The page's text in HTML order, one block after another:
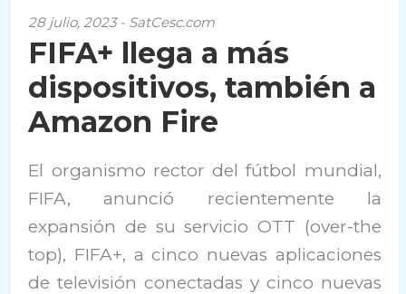
28 julio, 2023 - SatCesc.com
FIFA+ llega a más
dispositivos, también a
Amazon Fire
El organismo rector del fútbol mundial,
FIFA, anunció recientemente la
expansión de su servicio OTT (over-the
top), FIFA+, a cinco nuevas aplicaciones
de televisión conectadas y cinco nuevas